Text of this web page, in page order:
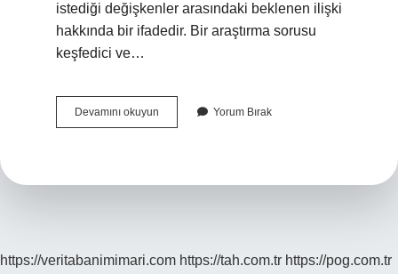
istediği değişkenler arasındaki beklenen ilişki
hakkında bir ifadedir. Bir araştırma sorusu
keşfedici ve…
Devamını okuyun Makalede
Araştırma
Yorum Bırak
https://veritabanimimari.com https://tah.com.tr https://pog.com.tr